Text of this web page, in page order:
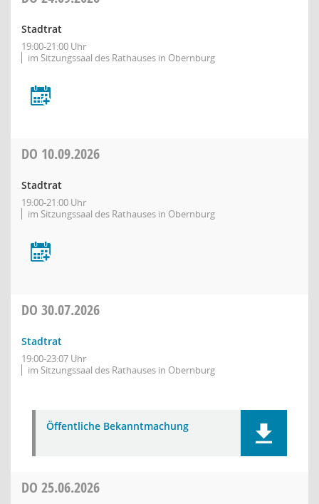
Stadtrat
19:00-21:00 Uhr
im Sitzungssaal des Rathauses in Obernburg
DO 10.09.2026
Stadtrat
19:00-21:00 Uhr
im Sitzungssaal des Rathauses in Obernburg
DO 30.07.2026
Stadtrat
19:00-23:07 Uhr
im Sitzungssaal des Rathauses in Obernburg
Öffentliche Bekanntmachung
DO 25.06.2026